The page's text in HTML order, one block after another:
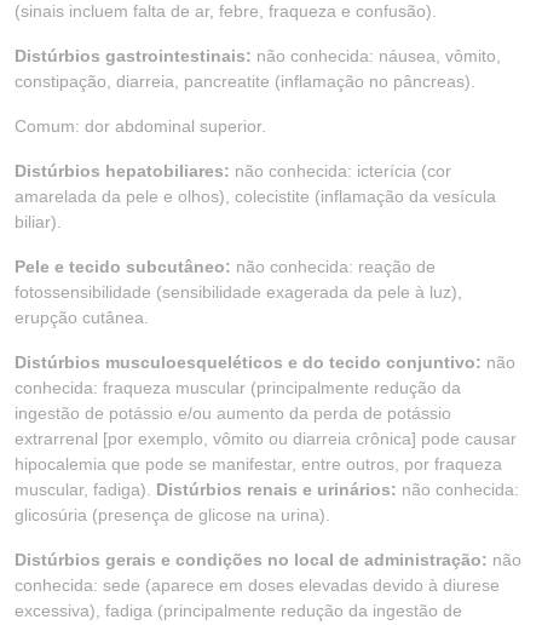
(sinais incluem falta de ar, febre, fraqueza e confusão).
Distúrbios gastrointestinais: não conhecida: náusea, vômito,
constipação, diarreia, pancreatite (inflamação no pâncreas).
Comum: dor abdominal superior.
Distúrbios hepatobiliares: não conhecida: icterícia (cor
amarelada da pele e olhos), colecistite (inflamação da vesícula
biliar).
Pele e tecido subcutâneo: não conhecida: reação de
fotossensibilidade (sensibilidade exagerada da pele à luz),
erupção cutânea.
Distúrbios musculoesqueléticos e do tecido conjuntivo: não
conhecida: fraqueza muscular (principalmente redução da
ingestão de potássio e/ou aumento da perda de potássio
extrarrenal [por exemplo, vômito ou diarreia crônica] pode causar
hipocalemia que pode se manifestar, entre outros, por fraqueza
muscular, fadiga).
Distúrbios renais e urinários: não conhecida:
glicosúria (presença de glicose na urina).
Distúrbios gerais e condições no local de administração: não
conhecida: sede (aparece em doses elevadas devido à diurese
excessiva), fadiga (principalmente redução da ingestão de